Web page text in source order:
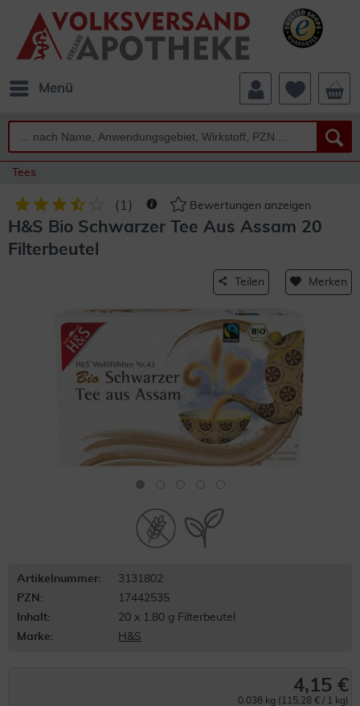
Menü
Tees
( 1 ) Bewertungen anzeigen
H&S Bio Schwarzer Tee Aus Assam 20
Filterbeutel
Teilen Merken
Artikelnummer:
3131802
PZN:
17442535
Inhalt:
20 x 1.80 g Filterbeutel
Marke:
H&S
4,15 €
0.036 kg (115,28 € / 1 kg)